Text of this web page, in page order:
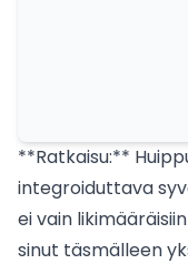
**Ratkaisu:**
integroiduttava
ei vain
sinut täsmälleen